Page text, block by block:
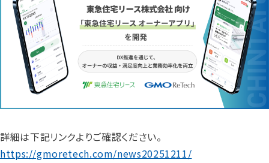
詳細は下記リンクよりご確認ください。
https://gmoretech.com/news20251211/